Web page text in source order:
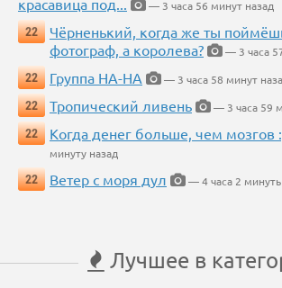
— 3 часа 56 минут назад
22
Чёрненький, когда же ты
фотограф, а королева?
— 3 часа
22
Группа НА-НА
— 3 часа 58 минут
22
Тропический ливень
— 3 часа 59
22
Когда денег больше, чем мозгов
минуту назад
22
Ветер с моря дул — 4 часа 2
Лучшее в